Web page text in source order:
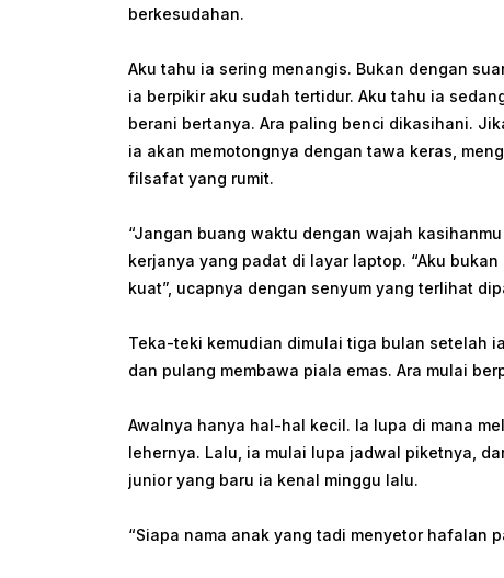
berkesudahan.
Aku tahu ia sering menangis. Bukan dengan
ia berpikir aku sudah tertidur. Aku tahu ia
berani bertanya. Ara paling benci dikasihani.
ia akan memotongnya dengan tawa keras,
filsafat yang rumit.
“Jangan buang waktu dengan wajah
kerjanya yang padat di layar laptop. “Aku
kuat”, ucapnya dengan senyum yang terlihat
Teka-teki kemudian dimulai tiga bulan setelah
dan pulang membawa piala emas. Ara mulai
Awalnya hanya hal-hal kecil. Ia lupa di mana
lehernya. Lalu, ia mulai lupa jadwal piketnya,
junior yang baru ia kenal minggu lalu.
“Siapa nama anak yang tadi menyetor hafalan